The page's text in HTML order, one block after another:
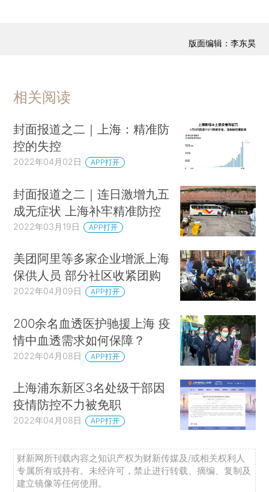
版面编辑：李东昊
相关阅读
封面报道之二｜上海：精准防
控的失控
2022年04月02日 APP打开
封面报道之二｜连日激增九五
成无症状 上海补牢精准防控
2022年03月19日 APP打开
美团阿里等多家企业增派上海
保供人员 部分社区收紧团购
2022年04月09日 APP打开
200余名血透医护驰援上海 疫
情中血透需求如何保障？
2022年04月08日 APP打开
上海浦东新区3名处级干部因
疫情防控不力被免职
2022年04月08日 APP打开
财新网所刊载内容之知识产权为财新传媒及/或相关权利人
专属所有或持有。未经许可，禁止进行转载、摘编、复制及
建立镜像等任何使用。